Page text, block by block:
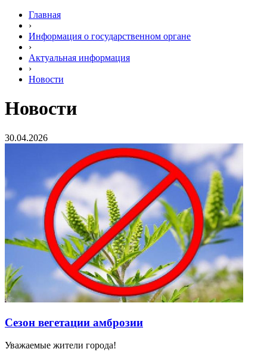
Главная
›
Информация о государственном органе
›
Актуальная информация
›
Новости
Новости
30.04.2026
Сезон вегетации амброзии
Уважаемые жители города!